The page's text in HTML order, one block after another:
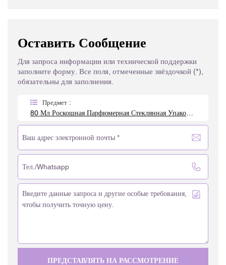
Оставить Сообщение
Для запроса информации или технической поддержки
заполните форму. Все поля, отмеченные звёздочкой (*),
обязательны для заполнения.
Предмет :
ПРЕДСТАВЛЯТЬ НА РАССМОТРЕНИЕ